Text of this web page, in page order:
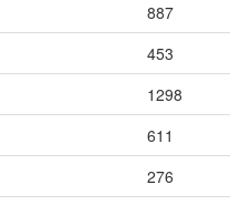
887
453
1298
611
276